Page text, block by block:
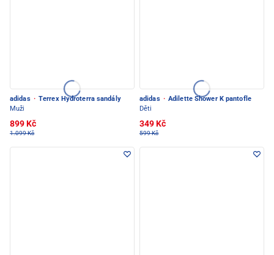
adidas · Terrex Hydroterra sandály
Muži
899 Kč
1.099 Kč
adidas · Adilette Shower K pantofle
Děti
349 Kč
599 Kč